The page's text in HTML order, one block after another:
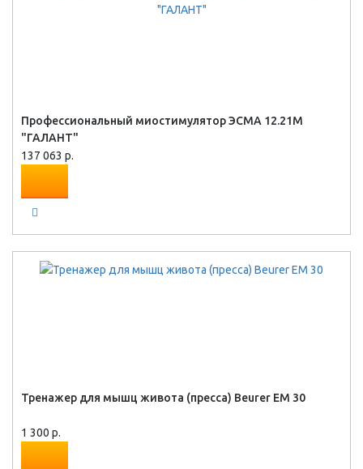
Профессиональный миостимулятор ЭСМА 12.21М
"ГАЛАНТ"
137 063 р.
Тренажер для мышц живота (пресса) Beurer EM 30
1 300 р.